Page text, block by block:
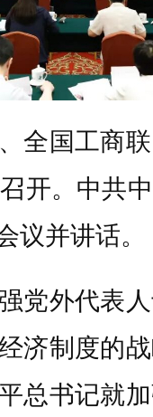
国工商联
开。中共
议并讲话。
外代表人
济制度的
总书记就